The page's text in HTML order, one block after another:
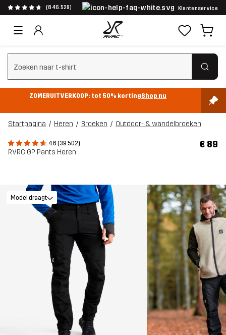
(846.529) Klantenservice
Zoeken wissen
ZOMERUITVERKOOP: tot 50% kortingShop nu
Startpagina Heren Broeken Outdoor- & wandelbroeken
4.6 (39.502)
RVRC GP Pants Heren
€ 89
Model draagt